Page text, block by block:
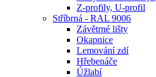
Z-profily, U-profil
Stříbrná - RAL 9006
Závětrné lišty
Okapnice
Lemování zdí
Hřebenáče
Úžlabí